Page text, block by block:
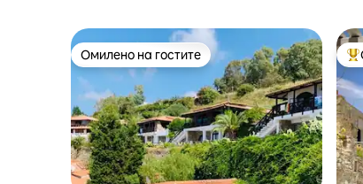
Омилено на гостите
Омилено на гостите